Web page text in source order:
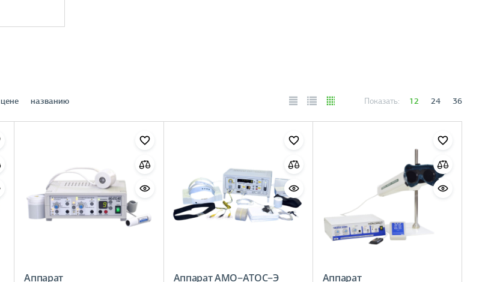
цене названию Показать: 12 24 36
Аппарат
Аппарат АМО−АТОС−Э
Аппарат